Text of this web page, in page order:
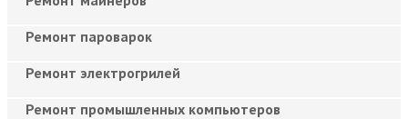
Ремонт пароварок
Ремонт электрогрилей
Ремонт промышленных компьютеров